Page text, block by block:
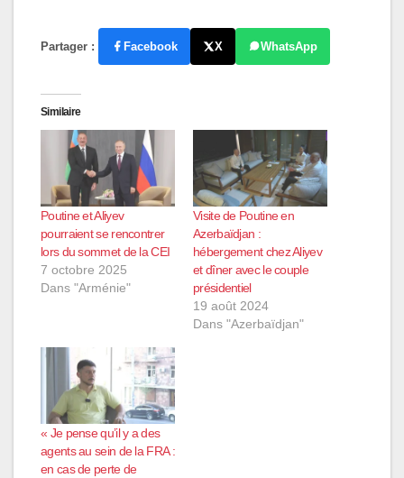
Partager : Facebook X WhatsApp
Similaire
Poutine et Aliyev
pourraient se rencontrer
lors du sommet de la CEI
7 octobre 2025
Dans "Arménie"
Visite de Poutine en
Azerbaïdjan :
hébergement chez Aliyev
et dîner avec le couple
présidentiel
19 août 2024
Dans "Azerbaïdjan"
« Je pense qu’il y a des
agents au sein de la FRA :
en cas de perte de